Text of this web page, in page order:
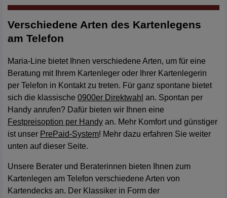
Verschiedene Arten des Kartenlegens
am Telefon
Maria-Line bietet Ihnen verschiedene Arten, um für eine
Beratung mit Ihrem Kartenleger oder Ihrer Kartenlegerin
per Telefon in Kontakt zu treten. Für ganz spontane bietet
sich die klassische 0900er Direktwahl an. Spontan per
Handy anrufen? Dafür bieten wir Ihnen eine
Festpreisoption per Handy an. Mehr Komfort und günstiger
ist unser PrePaid-System! Mehr dazu erfahren Sie weiter
unten auf dieser Seite.
Unsere Berater und Beraterinnen bieten Ihnen zum
Kartenlegen am Telefon verschiedene Arten von
Kartendecks an. Der Klassiker in Form der